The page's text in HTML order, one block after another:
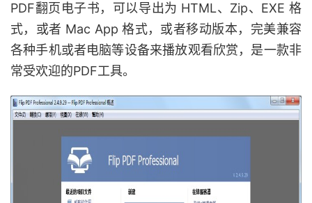
PDF翻页电子书，可以导出为 HTML、Zip、EXE 格
式，或者 Mac App 格式，或者移动版本，完美兼容
各种手机或者电脑等设备来播放观看欣赏，是一款非
常受欢迎的PDF工具。